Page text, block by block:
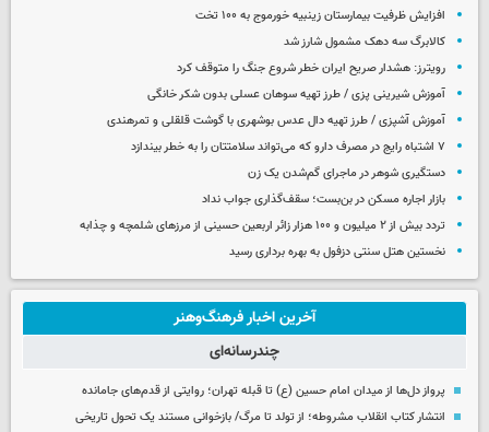
افزایش ظرفیت بیمارستان زینبیه خورموج به ۱۰۰ تخت
کالابرگ سه دهک مشمول شارز شد
رویترز: هشدار صریح ایران خطر شروع جنگ را متوقف کرد
آموزش شیرینی پزی / طرز تهیه سوهان عسلی بدون شکر خانگی
آموزش آشپزی / طرز تهیه دال عدس بوشهری با گوشت قلقلی و تمرهندی
۷ اشتباه رایج در مصرف دارو که می‌تواند سلامتتان را به خطر بیندازد
دستگیری شوهر در ماجرای گم‌شدن یک زن
بازار اجاره مسکن در بن‌بست؛ سقف‌گذاری جواب نداد
تردد بیش از ۲ میلیون و ۱۰۰ هزار زائر اربعین حسینی از مرزهای شلمچه و چذابه
نخستین هتل سنتی دزفول به بهره برداری رسید
آخرین اخبار فرهنگ‌وهنر
چندرسانه‌ای
پرواز دل‌ها از میدان امام حسین (ع) تا قبله تهران؛ روایتی از قدم‌های جامانده
انتشار کتاب انقلاب مشروطه؛ از تولد تا مرگ/ بازخوانی مستند یک تحول تاریخی